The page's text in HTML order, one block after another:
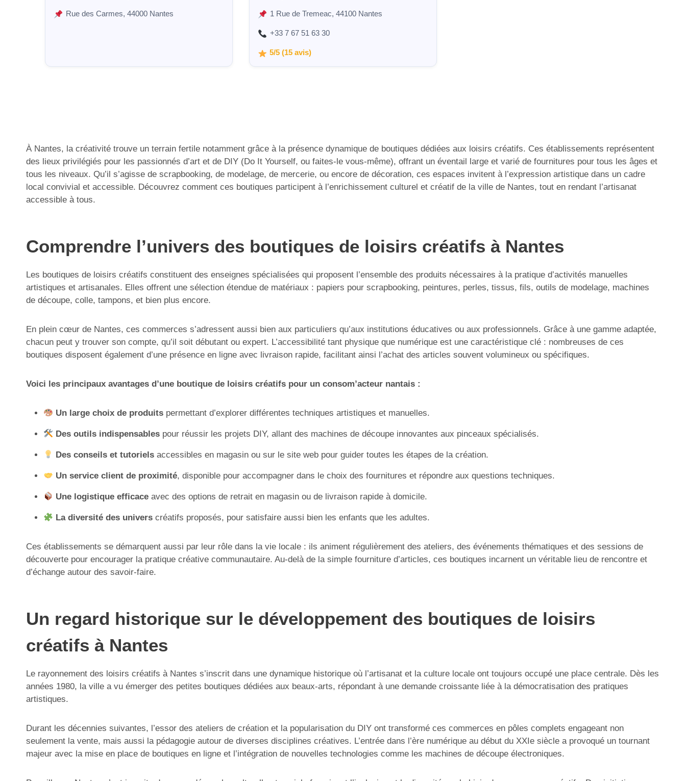
Rue des Carmes, 44000 Nantes 1 Rue de Tremeac, 44100 Nantes
+33 7 67 51 63 30
5/5 (15 avis)
À Nantes, la créativité trouve un terrain fertile notamment grâce à la présence dynamique de boutiques dédiées aux loisirs créatifs. Ces établissements représentent
des lieux privilégiés pour les passionnés d’art et de DIY (Do It Yourself, ou faites-le vous-même), offrant un éventail large et varié de fournitures pour tous les âges et
tous les niveaux. Qu’il s’agisse de scrapbooking, de modelage, de mercerie, ou encore de décoration, ces espaces invitent à l’expression artistique dans un cadre
local convivial et accessible. Découvrez comment ces boutiques participent à l’enrichissement culturel et créatif de la ville de Nantes, tout en rendant l’artisanat
accessible à tous.
Comprendre l’univers des boutiques de loisirs créatifs à Nantes
Les boutiques de loisirs créatifs constituent des enseignes spécialisées qui proposent l’ensemble des produits nécessaires à la pratique d’activités manuelles
artistiques et artisanales. Elles offrent une sélection étendue de matériaux : papiers pour scrapbooking, peintures, perles, tissus, fils, outils de modelage, machines
de découpe, colle, tampons, et bien plus encore.
En plein cœur de Nantes, ces commerces s’adressent aussi bien aux particuliers qu’aux institutions éducatives ou aux professionnels. Grâce à une gamme adaptée,
chacun peut y trouver son compte, qu’il soit débutant ou expert. L’accessibilité tant physique que numérique est une caractéristique clé : nombreuses de ces
boutiques disposent également d’une présence en ligne avec livraison rapide, facilitant ainsi l’achat des articles souvent volumineux ou spécifiques.
Voici les principaux avantages d’une boutique de loisirs créatifs pour un consom’acteur nantais :
Un large choix de produits permettant d’explorer différentes techniques artistiques et manuelles.
Des outils indispensables pour réussir les projets DIY, allant des machines de découpe innovantes aux pinceaux spécialisés.
Des conseils et tutoriels accessibles en magasin ou sur le site web pour guider toutes les étapes de la création.
Un service client de proximité, disponible pour accompagner dans le choix des fournitures et répondre aux questions techniques.
Une logistique efficace avec des options de retrait en magasin ou de livraison rapide à domicile.
La diversité des univers créatifs proposés, pour satisfaire aussi bien les enfants que les adultes.
Ces établissements se démarquent aussi par leur rôle dans la vie locale : ils animent régulièrement des ateliers, des événements thématiques et des sessions de
découverte pour encourager la pratique créative communautaire. Au-delà de la simple fourniture d’articles, ces boutiques incarnent un véritable lieu de rencontre et
d’échange autour des savoir-faire.
Un regard historique sur le développement des boutiques de loisirs
créatifs à Nantes
Le rayonnement des loisirs créatifs à Nantes s’inscrit dans une dynamique historique où l’artisanat et la culture locale ont toujours occupé une place centrale. Dès les
années 1980, la ville a vu émerger des petites boutiques dédiées aux beaux-arts, répondant à une demande croissante liée à la démocratisation des pratiques
artistiques.
Durant les décennies suivantes, l’essor des ateliers de création et la popularisation du DIY ont transformé ces commerces en pôles complets engageant non
seulement la vente, mais aussi la pédagogie autour de diverses disciplines créatives. L’entrée dans l’ère numérique au début du XXIe siècle a provoqué un tournant
majeur avec la mise en place de boutiques en ligne et l’intégration de nouvelles technologies comme les machines de découpe électroniques.